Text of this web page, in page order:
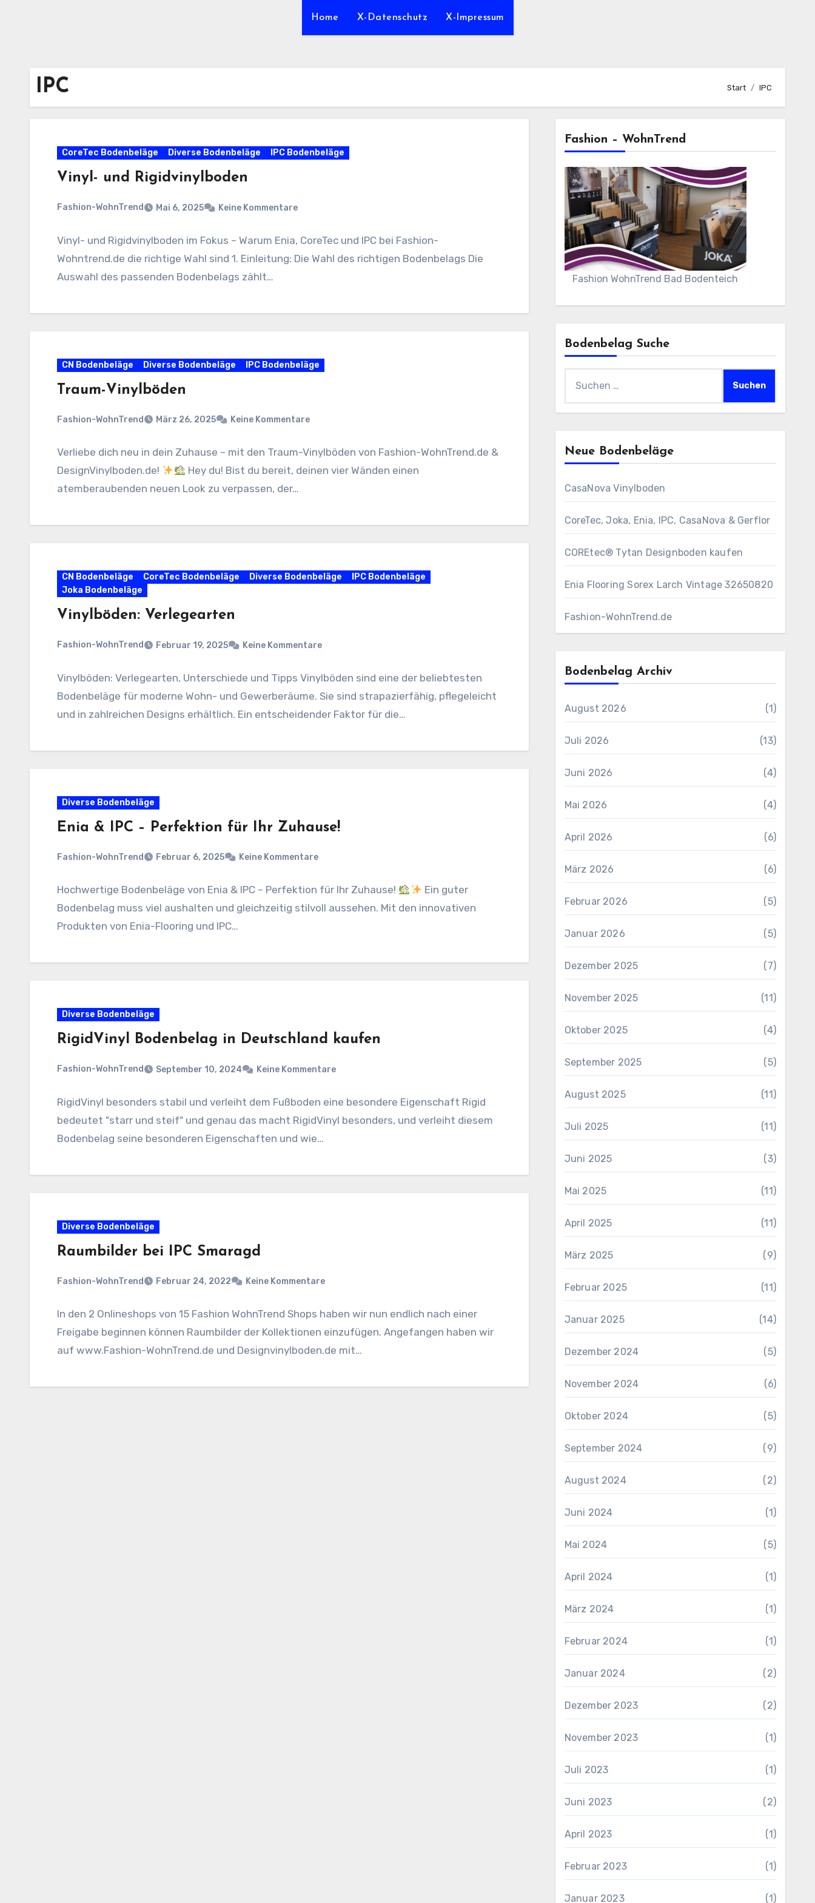
Home X-Datenschutz X-Impressum
IPC Start IPC
CoreTec Bodenbeläge Diverse Bodenbeläge IPC Bodenbeläge
Vinyl- und Rigidvinylboden
Fashion-WohnTrend Mai 6, 2025 Keine Kommentare
Vinyl- und Rigidvinylboden im Fokus – Warum Enia, CoreTec und IPC bei Fashion-
Wohntrend.de die richtige Wahl sind 1. Einleitung: Die Wahl des richtigen Bodenbelags Die
Auswahl des passenden Bodenbelags zählt…
CN Bodenbeläge Diverse Bodenbeläge IPC Bodenbeläge
Traum-Vinylböden
Fashion-WohnTrend März 26, 2025 Keine Kommentare
Verliebe dich neu in dein Zuhause – mit den Traum-Vinylböden von Fashion-WohnTrend.de &
DesignVinylboden.de!
Hey du! Bist du bereit, deinen vier Wänden einen
atemberaubenden neuen Look zu verpassen, der…
CN Bodenbeläge CoreTec Bodenbeläge Diverse Bodenbeläge
IPC Bodenbeläge
Joka Bodenbeläge
Vinylböden: Verlegearten
Fashion-WohnTrend Februar 19, 2025 Keine Kommentare
Vinylböden: Verlegearten, Unterschiede und Tipps Vinylböden sind eine der beliebtesten
Bodenbeläge für moderne Wohn- und Gewerberäume. Sie sind strapazierfähig, pflegeleicht
und in zahlreichen Designs erhältlich. Ein entscheidender Faktor für die…
Diverse Bodenbeläge
Enia & IPC – Perfektion für Ihr Zuhause!
Fashion-WohnTrend Februar 6, 2025 Keine Kommentare
Hochwertige Bodenbeläge von Enia & IPC – Perfektion für Ihr Zuhause!
Ein guter
Bodenbelag muss viel aushalten und gleichzeitig stilvoll aussehen. Mit den innovativen
Produkten von Enia-Flooring und IPC…
Diverse Bodenbeläge
RigidVinyl Bodenbelag in Deutschland kaufen
Fashion-WohnTrend September 10, 2024 Keine Kommentare
RigidVinyl besonders stabil und verleiht dem Fußboden eine besondere Eigenschaft Rigid
bedeutet "starr und steif" und genau das macht RigidVinyl besonders, und verleiht diesem
Bodenbelag seine besonderen Eigenschaften und wie…
Diverse Bodenbeläge
Raumbilder bei IPC Smaragd
Fashion-WohnTrend Februar 24, 2022 Keine Kommentare
In den 2 Onlineshops von 15 Fashion WohnTrend Shops haben wir nun endlich nach einer
Freigabe beginnen können Raumbilder der Kollektionen einzufügen. Angefangen haben wir
auf www.Fashion-WohnTrend.de und Designvinylboden.de mit…
Fashion – WohnTrend
Fashion WohnTrend Bad Bodenteich
Bodenbelag Suche
nach:
Neue Bodenbeläge
CasaNova Vinylboden
CoreTec, Joka, Enia, IPC, CasaNova & Gerflor
COREtec® Tytan Designboden kaufen
Enia Flooring Sorex ​Larch Vintage 32650820
Fashion-WohnTrend.de
Bodenbelag Archiv
August 2026 (1)
Juli 2026 (13)
Juni 2026 (4)
Mai 2026 (4)
April 2026 (6)
März 2026 (6)
Februar 2026 (5)
Januar 2026 (5)
Dezember 2025 (7)
November 2025 (11)
Oktober 2025 (4)
September 2025 (5)
August 2025 (11)
Juli 2025 (11)
Juni 2025 (3)
Mai 2025 (11)
April 2025 (11)
März 2025 (9)
Februar 2025 (11)
Januar 2025 (14)
Dezember 2024 (5)
November 2024 (6)
Oktober 2024 (5)
September 2024 (9)
August 2024 (2)
Juni 2024 (1)
Mai 2024 (5)
April 2024 (1)
März 2024 (1)
Februar 2024 (1)
Januar 2024 (2)
Dezember 2023 (2)
November 2023 (1)
Juli 2023 (1)
Juni 2023 (2)
April 2023 (1)
Februar 2023 (1)
Januar 2023 (1)